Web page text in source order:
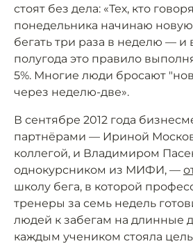
стоят без дела: «Тех, кто
понедельника начинаю
бегать три раза в неделю — и
полугода это правило
5%. Многие люди бросают
через неделю-две».
В сентябре 2012 года
партнёрами — Ириной
коллегой, и Владимиром
однокурсником из МИФИ, —
школу бега, в которой
тренеры за семь недель
людей к забегам на длинные
каждым учеником стояла